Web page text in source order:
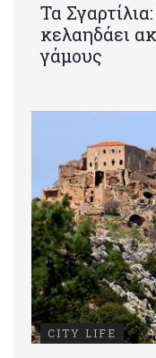
Τα
κελαηδάει
γάμους
CITY LIFE